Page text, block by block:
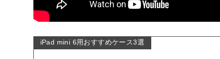
iPad mini 6用おすすめケース3選